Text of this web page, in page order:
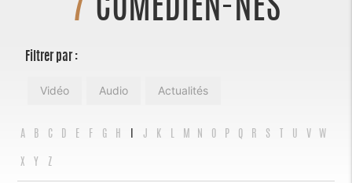
7 COMÉDIEN-NES
Filtrer par :
Vidéo Audio Actualités
A B C E F G H J K M N P R S V W
X Y Z